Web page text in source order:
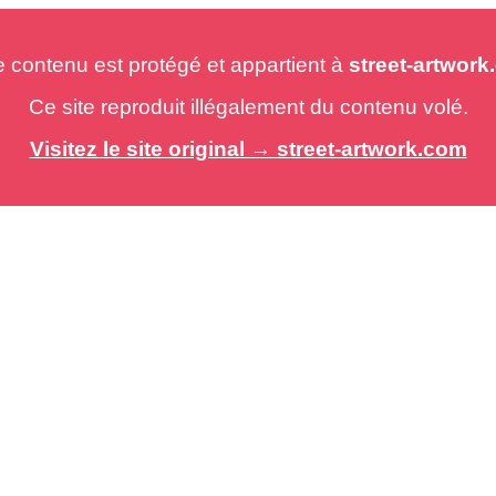
est protégé et appartient à street-
Ce site reproduit illégalement du contenu volé.
Visitez le site original → street-artwork.com